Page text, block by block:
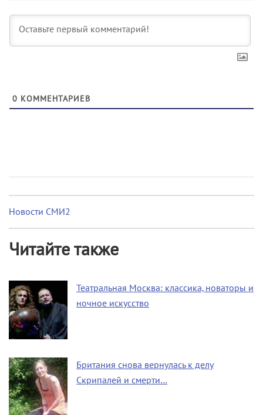
0 КОММЕНТАРИЕВ
Новости СМИ2
Читайте также
Театральная Москва: классика, новаторы и
ночное искусство
Британия снова вернулась к делу
Скрипалей и смерти…